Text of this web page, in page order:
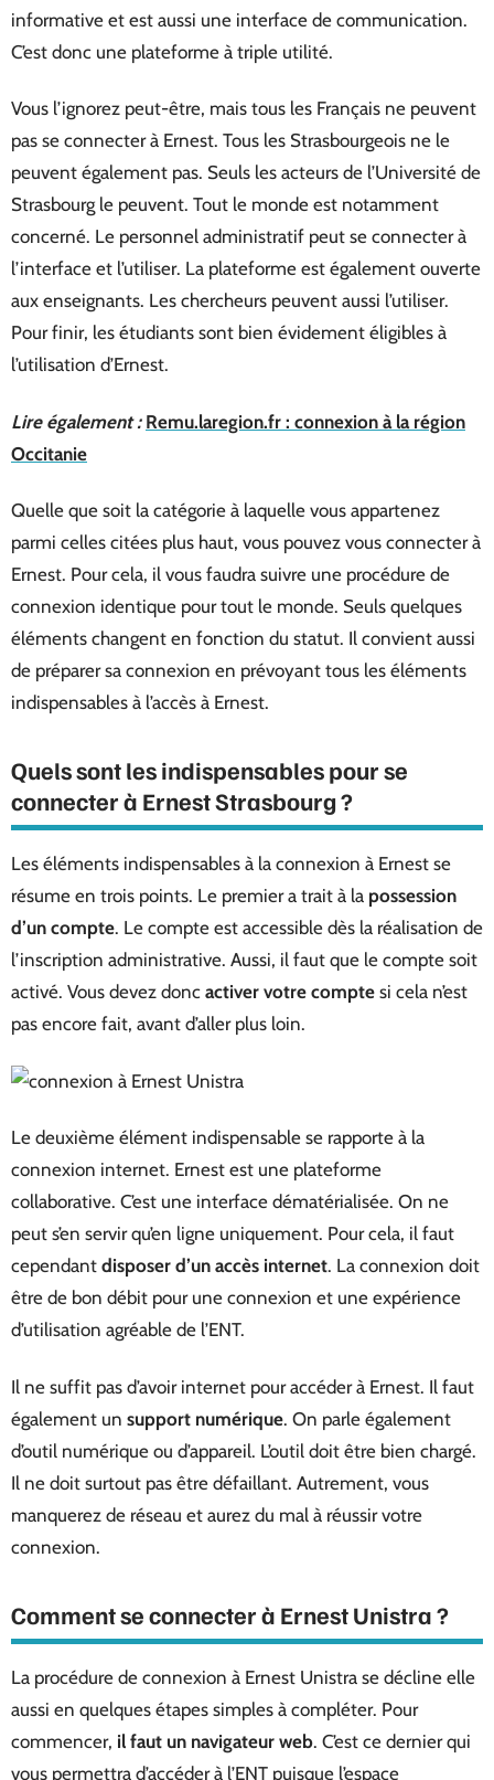
informative et est aussi une interface de communication.
C’est donc une plateforme à triple utilité.
Vous l’ignorez peut-être, mais tous les Français ne peuvent
pas se connecter à Ernest. Tous les Strasbourgeois ne le
peuvent également pas. Seuls les acteurs de l’Université de
Strasbourg le peuvent. Tout le monde est notamment
concerné. Le personnel administratif peut se connecter à
l’interface et l’utiliser. La plateforme est également ouverte
aux enseignants. Les chercheurs peuvent aussi l’utiliser.
Pour finir, les étudiants sont bien évidement éligibles à
l’utilisation d’Ernest.
Lire également : Remu.laregion.fr : connexion à la région
Occitanie
Quelle que soit la catégorie à laquelle vous appartenez
parmi celles citées plus haut, vous pouvez vous connecter à
Ernest. Pour cela, il vous faudra suivre une procédure de
connexion identique pour tout le monde. Seuls quelques
éléments changent en fonction du statut. Il convient aussi
de préparer sa connexion en prévoyant tous les éléments
indispensables à l’accès à Ernest.
Quels sont les indispensables pour se
connecter à Ernest Strasbourg ?
Les éléments indispensables à la connexion à Ernest se
résume en trois points. Le premier a trait à la possession
d’un compte. Le compte est accessible dès la réalisation de
l’inscription administrative. Aussi, il faut que le compte soit
activé. Vous devez donc activer votre compte si cela n’est
pas encore fait, avant d’aller plus loin.
Le deuxième élément indispensable se rapporte à la
connexion internet. Ernest est une plateforme
collaborative. C’est une interface dématérialisée. On ne
peut s’en servir qu’en ligne uniquement. Pour cela, il faut
cependant disposer d’un accès internet. La connexion doit
être de bon débit pour une connexion et une expérience
d’utilisation agréable de l’ENT.
Il ne suffit pas d’avoir internet pour accéder à Ernest. Il faut
également un support numérique. On parle également
d’outil numérique ou d’appareil. L’outil doit être bien chargé.
Il ne doit surtout pas être défaillant. Autrement, vous
manquerez de réseau et aurez du mal à réussir votre
connexion.
Comment se connecter à Ernest Unistra ?
La procédure de connexion à Ernest Unistra se décline elle
aussi en quelques étapes simples à compléter. Pour
commencer, il faut un navigateur web. C’est ce dernier qui
vous permettra d’accéder à l’ENT puisque l’espace